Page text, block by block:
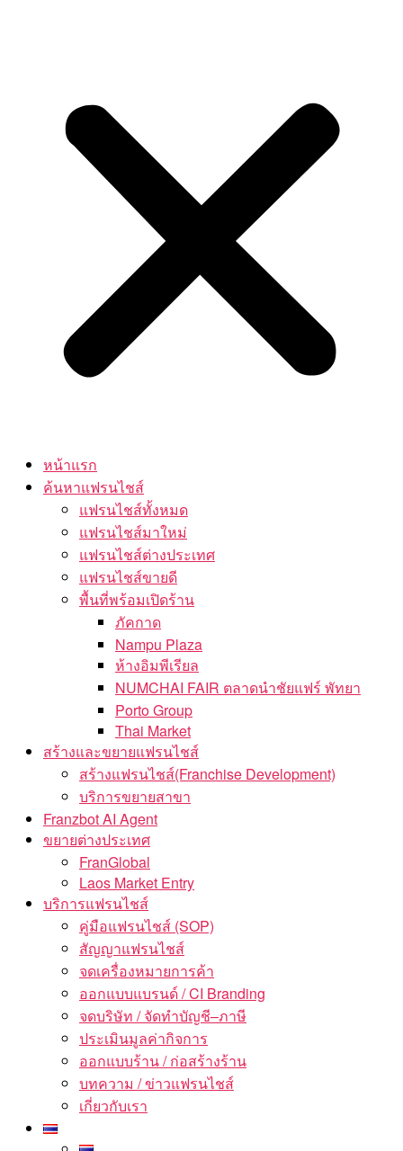
หน้าแรก
ค้นหาแฟรนไชส์
แฟรนไชส์ทั้งหมด
แฟรนไชส์มาใหม่
แฟรนไชส์ต่างประเทศ
แฟรนไชส์ขายดี
พื้นที่พร้อมเปิดร้าน
ภัคกาด
Nampu Plaza
ห้างอิมพีเรียล
NUMCHAI FAIR ตลาดนำชัยแฟร์ พัทยา
Porto Group
Thai Market
สร้างและขยายแฟรนไชส์
สร้างแฟรนไชส์(Franchise Development)
บริการขยายสาขา
Franzbot AI Agent
ขยายต่างประเทศ
FranGlobal
Laos Market Entry
บริการแฟรนไชส์
คู่มือแฟรนไชส์ (SOP)
สัญญาแฟรนไชส์
จดเครื่องหมายการค้า
ออกแบบแบรนด์ / CI Branding
จดบริษัท / จัดทำบัญชี–ภาษี
ประเมินมูลค่ากิจการ
ออกแบบร้าน / ก่อสร้างร้าน
บทความ / ข่าวแฟรนไชส์
เกี่ยวกับเรา